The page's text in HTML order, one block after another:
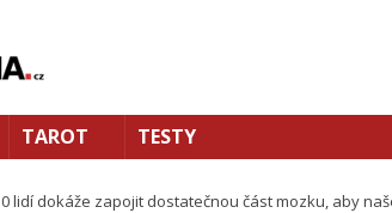
TAROT TESTY
lidí dokáže zapojit dostatečnou část mozku, aby